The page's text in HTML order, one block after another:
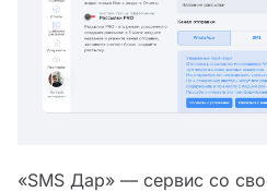
«SMS Дар» — сервис со